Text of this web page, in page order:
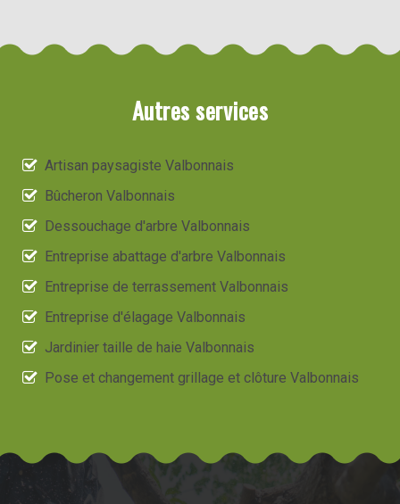
Autres services
Artisan paysagiste Valbonnais
Bûcheron Valbonnais
Dessouchage d'arbre Valbonnais
Entreprise abattage d'arbre Valbonnais
Entreprise de terrassement Valbonnais
Entreprise d'élagage Valbonnais
Jardinier taille de haie Valbonnais
Pose et changement grillage et clôture Valbonnais